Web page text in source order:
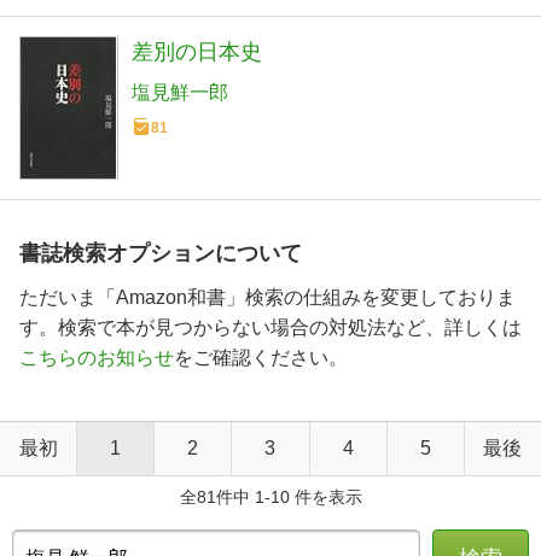
差別の日本史
塩見鮮一郎
81
書誌検索オプションについて
ただいま「Amazon和書」検索の仕組みを変更しておりま
す。検索で本が見つからない場合の対処法など、詳しくは
こちらのお知らせをご確認ください。
最初 1 2 3 4 5 最後
全81件中 1-10 件を表示